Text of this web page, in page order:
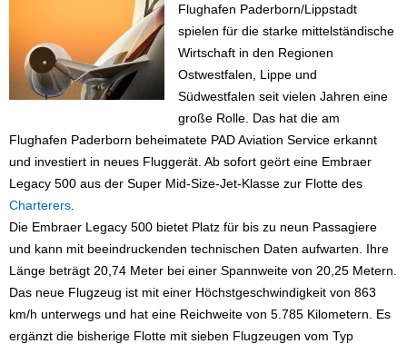
Flughafen Paderborn/Lippstadt
spielen für die starke mittelständische
Wirtschaft in den Regionen
Ostwestfalen, Lippe und
Südwestfalen seit vielen Jahren eine
große Rolle. Das hat die am
Flughafen Paderborn beheimatete PAD Aviation Service erkannt
und investiert in neues Fluggerät. Ab sofort geört eine Embraer
Legacy 500 aus der Super Mid-Size-Jet-Klasse zur Flotte des
Charterers
Die Embraer Legacy 500 bietet Platz für bis zu neun Passagiere
und kann mit beeindruckenden technischen Daten aufwarten. Ihre
Länge beträgt 20,74 Meter bei einer Spannweite von 20,25 Metern.
Das neue Flugzeug ist mit einer Höchstgeschwindigkeit von 863
km/h unterwegs und hat eine Reichweite von 5.785 Kilometern. Es
ergänzt die bisherige Flotte mit sieben Flugzeugen vom Typ